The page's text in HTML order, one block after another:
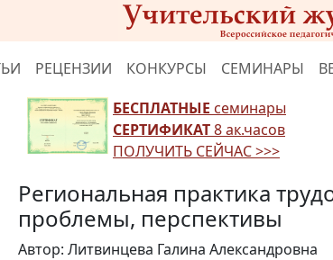
РЕЦЕНЗИИ КОНКУРСЫ СЕМИНАРЫ
БЕСПЛАТНЫЕ семинары
СЕРТИФИКАТ8 ак.часов
ПОЛУЧИТЬ СЕЙЧАС >>>
Региональная практика
проблемы, перспективы
Автор: Литвинцева Галина Александровна